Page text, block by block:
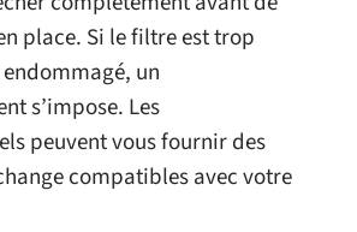
place. Si le filtre est trop
un
s’impose. Les
peuvent vous fournir des
compatibles avec votre